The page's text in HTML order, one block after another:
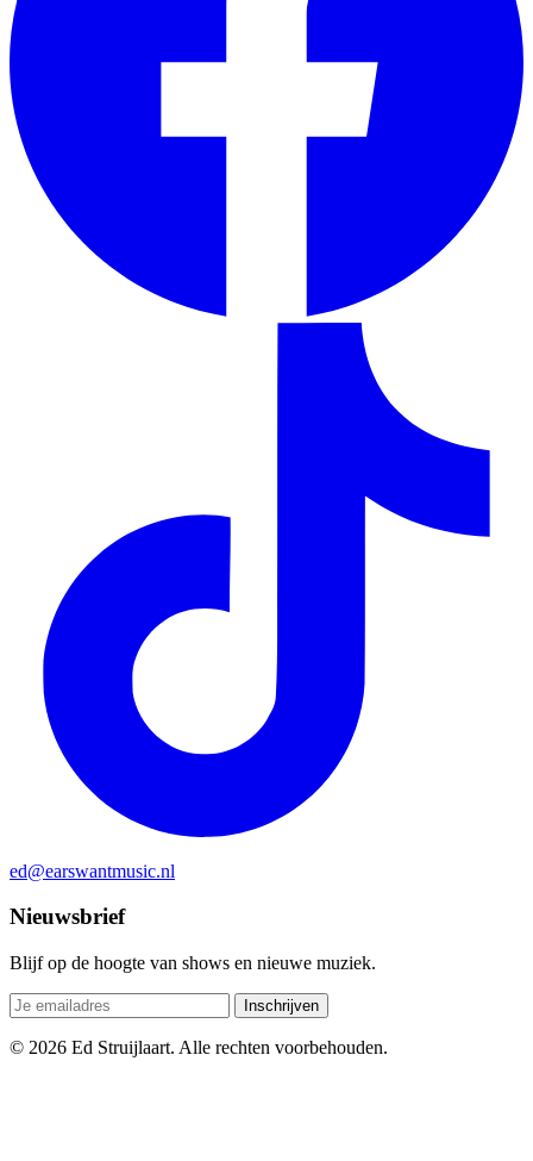
ed@earswantmusic.nl
Nieuwsbrief
Blijf op de hoogte van shows en nieuwe muziek.
Inschrijven
© 2026 Ed Struijlaart. Alle rechten voorbehouden.